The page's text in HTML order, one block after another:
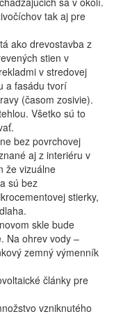
tak aj pre
ako drevostavba z
stien v
v stredovej
a fasádu tvorí
(časom zosivie).
Všetko sú to
bez povrchovej
aj z interiéru v
že vizuálne
sú bez
stierky,
skle bude
Na ohrev vody –
zemný výmenník
články pre
vzniknutého